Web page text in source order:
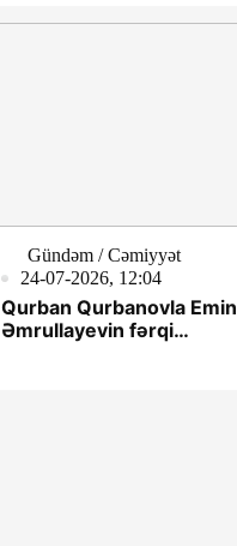
Gündəm / Cəmiyyət
24-07-2026, 12:04
Qurban Qurbanovla Emin
Əmrullayevin fərqi…